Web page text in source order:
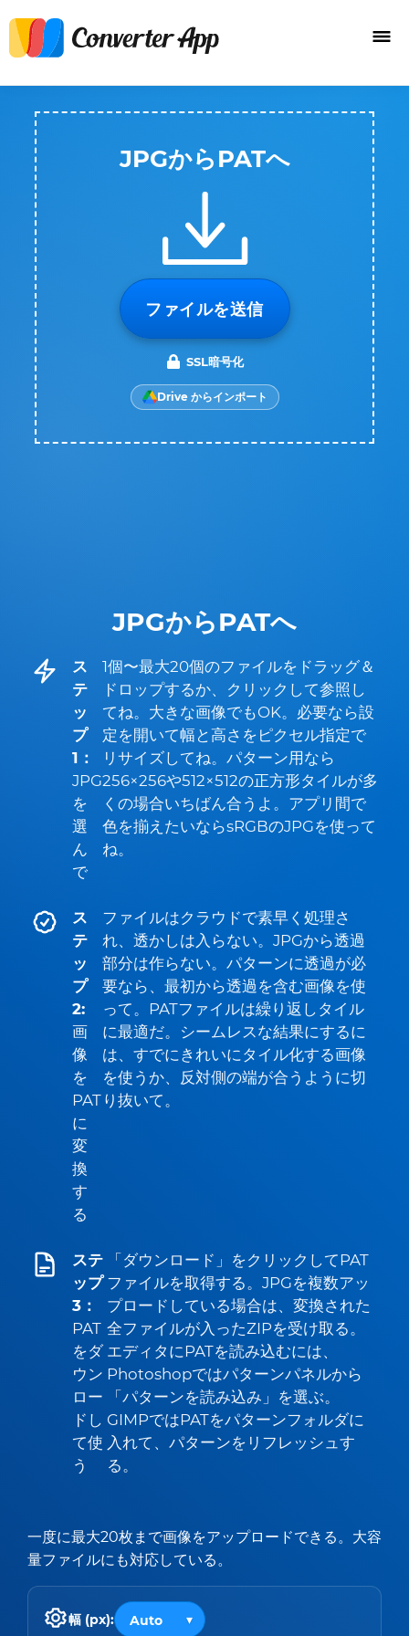
JPGからPATへ
ス
テ
ッ
プ
1：
JPG
を
選
ん
で
1個〜最大20個のファイルをドラッグ＆
ドロップするか、クリックして参照し
てね。大きな画像でもOK。必要なら設
定を開いて幅と高さをピクセル指定で
リサイズしてね。パターン用なら
256×256や512×512の正方形タイルが多
くの場合いちばん合うよ。アプリ間で
色を揃えたいならsRGBのJPGを使って
ね。
ス
テ
ッ
プ
2:
画
像
を
PAT
に
変
換
す
る
ファイルはクラウドで素早く処理さ
れ、透かしは入らない。JPGから透過
部分は作らない。パターンに透過が必
要なら、最初から透過を含む画像を使
って。PATファイルは繰り返しタイル
に最適だ。シームレスな結果にするに
は、すでにきれいにタイル化する画像
を使うか、反対側の端が合うように切
り抜いて。
ステ
ップ
3：
PAT
をダ
ウン
ロー
ドし
て使
う
「ダウンロード」をクリックしてPAT
ファイルを取得する。JPGを複数アッ
プロードしている場合は、変換された
全ファイルが入ったZIPを受け取る。
エディタにPATを読み込むには、
Photoshopではパターンパネルから
「パターンを読み込み」を選ぶ。
GIMPではPATをパターンフォルダに
入れて、パターンをリフレッシュす
る。
一度に最大20枚まで画像をアップロードできる。大容
量ファイルにも対応している。
幅 (px):
JPGからPATへ
ファイルを送信
SSL暗号化
Drive からインポート